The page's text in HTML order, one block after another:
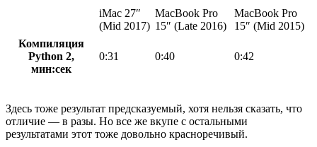
iMac 27″
(Mid 2017)
MacBook Pro
15″ (Late 2016)
MacBook Pro
15″ (Mid 2015)
Компиляция
Python 2,
мин:сек
0:31 0:40 0:42
Здесь тоже результат предсказуемый, хотя нельзя сказать, что
отличие — в разы. Но все же вкупе с остальными
результатами этот тоже довольно красноречивый.